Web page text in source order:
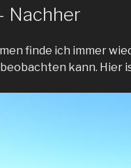
Nachher
finde ich immer
kann. Hier